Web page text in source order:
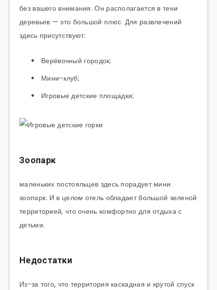
без вашего внимания. Он располагается в тени
деревьев — это большой плюс. Для развлечений
здесь присутствуют:
Верёвочный городок;
Мини-клуб;
Игровые детские площадки;
Зоопарк
маленьких постояльцев здесь порадует мини
зоопарк. И в целом отель обладает большой зеленой
территорией, что очень комфортно для отдыха с
детьми.
Недостатки
Из-за того, что территория каскадная и крутой спуск